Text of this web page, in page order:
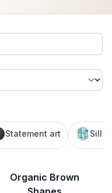
Statement art Silly
Organic Brown